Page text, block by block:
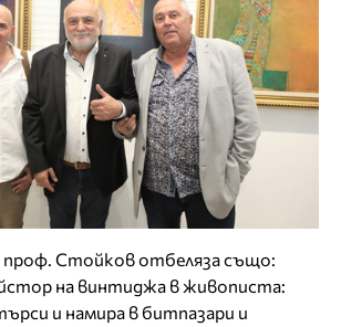
проф. Стойков отбеляза също:
на винтиджа в живописта:
и намира в битпазари и